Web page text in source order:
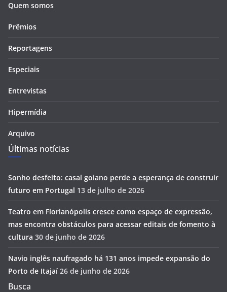
Quem somos
Prêmios
Reportagens
Especiais
Entrevistas
Hipermídia
Arquivo
Últimas notícias
Sonho desfeito: casal goiano perde a esperança de construir
futuro em Portugal 13 de julho de 2026
Teatro em Florianópolis cresce como espaço de expressão,
mas encontra obstáculos para acessar editais de fomento à
cultura 30 de junho de 2026
Navio inglês naufragado há 131 anos impede expansão do
Porto de Itajaí 26 de junho de 2026
Busca